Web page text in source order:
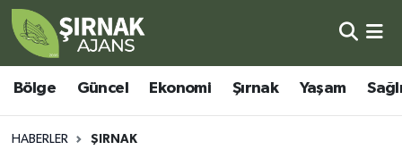
Bölge Güncel Ekonomi Şırnak Yaşam
HABERLER ŞIRNAK
Bölge
Güncel
Şırnak Nöbetçi Eczaneler
Şırnak Hava Durumu